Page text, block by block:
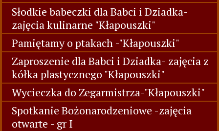
Słodkie babeczki dla Babci i Dziadka-
zajęcia kulinarne "Kłapouszki"
Pamiętamy o ptakach -"Kłapouszki"
Zaproszenie dla Babci i Dziadka- zajęcia z
kółka plastycznego "Kłapouszki"
Wycieczka do Zegarmistrza-"Kłapouszki"
Spotkanie Bożonarodzeniowe -zajęcia
otwarte - gr I